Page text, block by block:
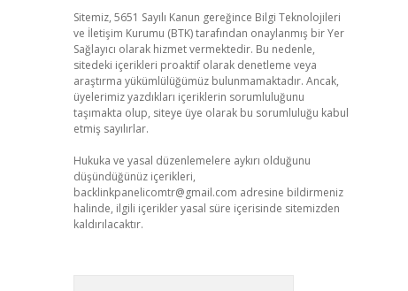
Sitemiz, 5651 Sayılı Kanun gereğince Bilgi Teknolojileri
ve İletişim Kurumu (BTK) tarafından onaylanmış bir Yer
Sağlayıcı olarak hizmet vermektedir. Bu nedenle,
sitedeki içerikleri proaktif olarak denetleme veya
araştırma yükümlülüğümüz bulunmamaktadır. Ancak,
üyelerimiz yazdıkları içeriklerin sorumluluğunu
taşımakta olup, siteye üye olarak bu sorumluluğu kabul
etmiş sayılırlar.
Hukuka ve yasal düzenlemelere aykırı olduğunu
düşündüğünüz içerikleri,
backlinkpanelicomtr@gmail.com adresine bildirmeniz
halinde, ilgili içerikler yasal süre içerisinde sitemizden
kaldırılacaktır.